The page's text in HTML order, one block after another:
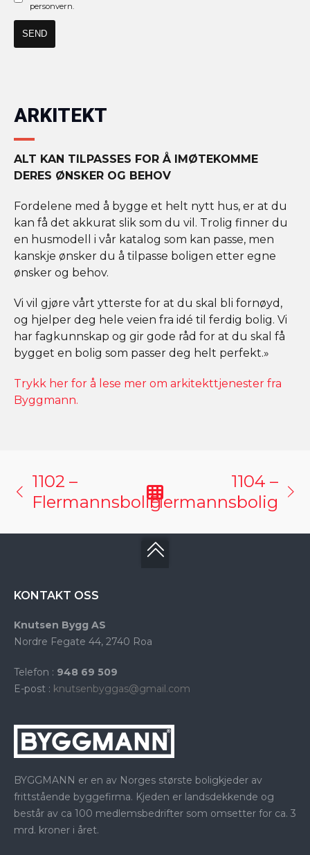
personvern.
ARKITEKT
ALT KAN TILPASSES FOR Å IMØTEKOMME
DERES ØNSKER OG BEHOV
Fordelene med å bygge et helt nytt hus, er at du
kan få det akkurat slik som du vil. Trolig finner du
en husmodell i vår katalog som kan passe, men
kanskje ønsker du å tilpasse boligen etter egne
ønsker og behov.
Vi vil gjøre vårt ytterste for at du skal bli fornøyd,
og hjelper deg hele veien fra idé til ferdig bolig. Vi
har fagkunnskap og gir gode råd for at du skal få
bygget en bolig som passer deg helt perfekt.»
Trykk her for å lese mer om arkitekttjenester fra
Byggmann.
1102 –
Flermannsbolig
1104 –
Flermannsbolig
KONTAKT OSS
Knutsen Bygg AS
Nordre Fegate 44, 2740 Roa
Telefon : 948 69 509
E-post : knutsenbyggas@gmail.com
BYGGMANN er en av Norges største boligkjeder av
frittstående byggefirma. Kjeden er landsdekkende og
består av ca 100 medlemsbedrifter som omsetter for ca. 3
mrd. kroner i året.